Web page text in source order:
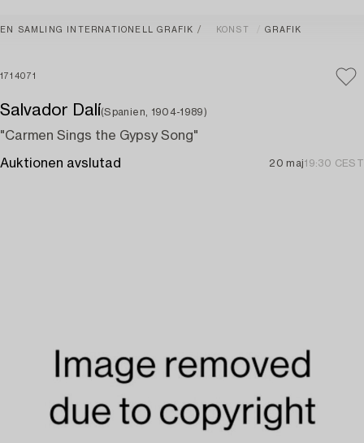
EN SAMLING INTERNATIONELL GRAFIK KONST GRAFIK
1714071
Salvador Dalí(Spanien, 1904-1989)
"Carmen Sings the Gypsy Song"
Auktionen avslutad 20 maj19:30 CEST